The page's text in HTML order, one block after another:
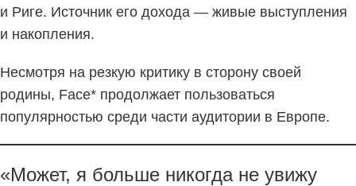
и Риге. Источник его дохода — живые выступления
и накопления.
Несмотря на резкую критику в сторону своей
родины, Face* продолжает пользоваться
популярностью среди части аудитории в Европе.
«Может, я больше никогда не увижу